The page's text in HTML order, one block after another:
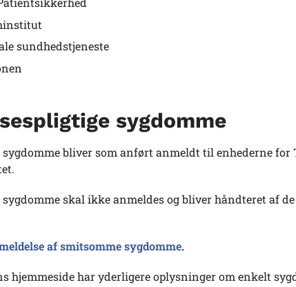
sundhedstjeneste
sygdomme
bliver som anført anmeldt til enhederne
skal ikke anmeldes og bliver håndteret af
af smitsomme sygdomme.
hjemmeside har yderligere oplysninger om enkelt